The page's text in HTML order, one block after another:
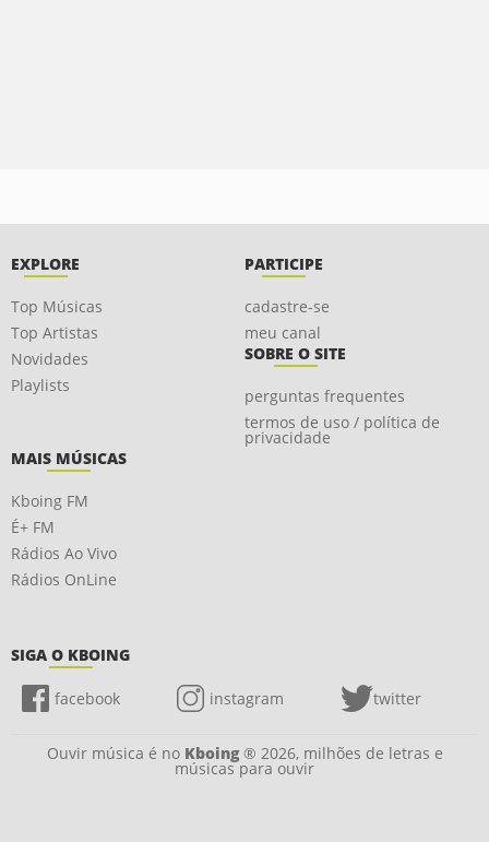
EXPLORE
Top Músicas
Top Artistas
Novidades
Playlists
PARTICIPE
cadastre-se
meu canal
SOBRE O SITE
perguntas frequentes
termos de uso / política de
privacidade
MAIS MÚSICAS
Kboing FM
É+ FM
Rádios Ao Vivo
Rádios OnLine
SIGA O KBOING
facebook instagram twitter
Ouvir música é no Kboing® 2026, milhões de letras e
músicas para ouvir